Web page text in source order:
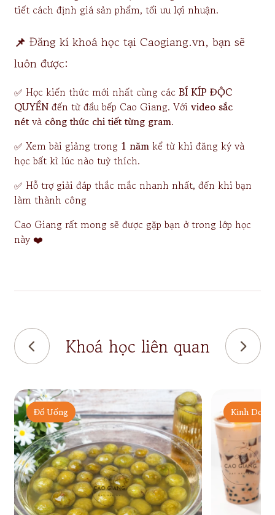
tiết cách định giá sản phẩm, tối ưu lợi nhuận.
📌 Đăng kí khoá học tại Caogiang.vn, bạn sẽ
luôn được:
✅ Học kiến thức mới nhất cùng các BÍ KÍP ĐỘC
QUYỀN đến từ đầu bếp Cao Giang. Với video sắc
nétvà công thức chi tiết từng gram.
✅ Xem bài giảng trong 1 năm kể từ khi đăng ký và
học bất kì lúc nào tuỳ thích.
✅ Hỗ trợ giải đáp thắc mắc nhanh nhất, đến khi bạn
làm thành công
Cao Giang rất mong sẽ được gặp bạn ở trong lớp học
này ❤️
Khoá học liên quan
Đồ Uống Kinh